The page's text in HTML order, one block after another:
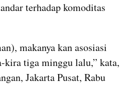
terhadap komoditas
makanya kan asosiasi
kira tiga minggu lalu,” kata,
Jakarta Pusat, Rabu